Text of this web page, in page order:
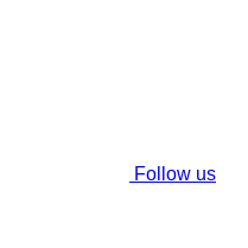
Follow us